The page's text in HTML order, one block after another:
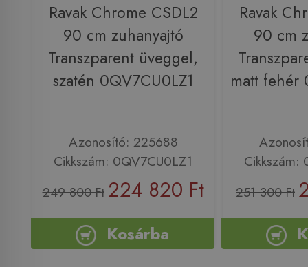
Ravak Chrome CSDL2
90 cm zuhanyajtó
Transzparent üveggel,
szatén 0QV7CU0LZ1
Azonosító: 225688
Cikkszám: 0QV7CU0LZ1
249 800 Ft 224 820 Ft
Kosárba
Ravak
90 cm
matt fehér
Cikkszám:
251 300 Ft